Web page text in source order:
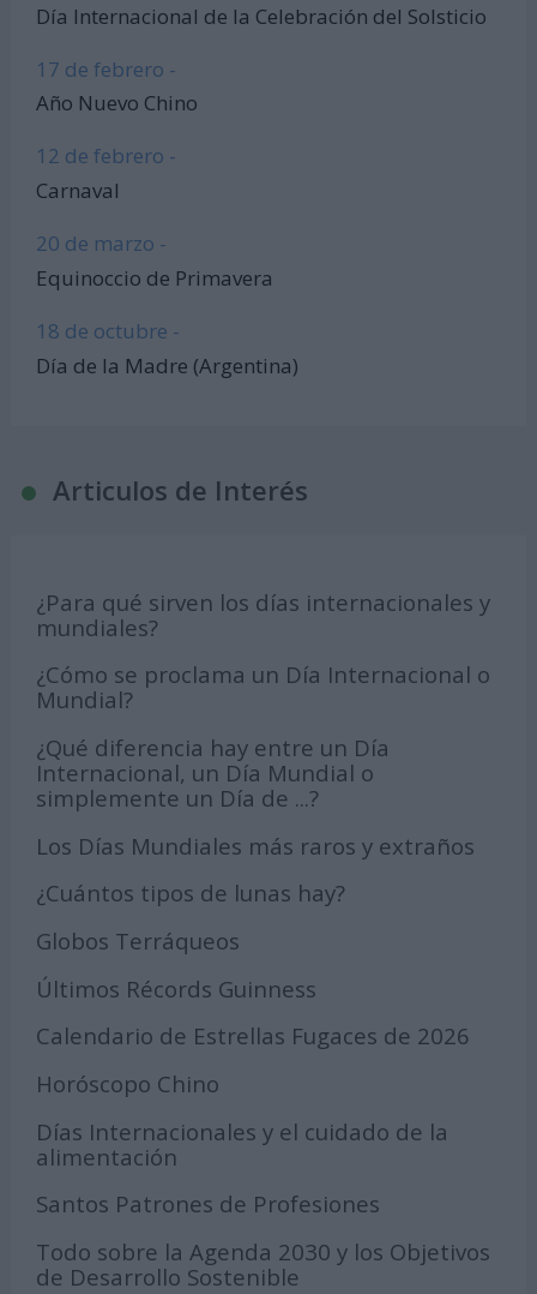
Día Internacional de la Celebración del Solsticio
17 de febrero -
Año Nuevo Chino
12 de febrero -
Carnaval
20 de marzo -
Equinoccio de Primavera
18 de octubre -
Día de la Madre (Argentina)
Articulos de Interés
¿Para qué sirven los días internacionales y
mundiales?
¿Cómo se proclama un Día Internacional o
Mundial?
¿Qué diferencia hay entre un Día
Internacional, un Día Mundial o
simplemente un Día de ...?
Los Días Mundiales más raros y extraños
¿Cuántos tipos de lunas hay?
Globos Terráqueos
Últimos Récords Guinness
Calendario de Estrellas Fugaces de 2026
Horóscopo Chino
Días Internacionales y el cuidado de la
alimentación
Santos Patrones de Profesiones
Todo sobre la Agenda 2030 y los Objetivos
de Desarrollo Sostenible